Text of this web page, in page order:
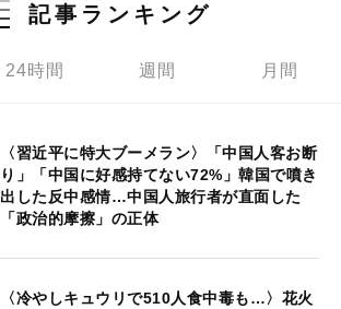
記事ランキング
24時間 週間 月間
〈習近平に特大ブーメラン〉「中国人客お断
り」「中国に好感持てない72%」韓国で噴き
出した反中感情…中国人旅行者が直面した
「政治的摩擦」の正体
〈冷やしキュウリで510人食中毒も…〉花火